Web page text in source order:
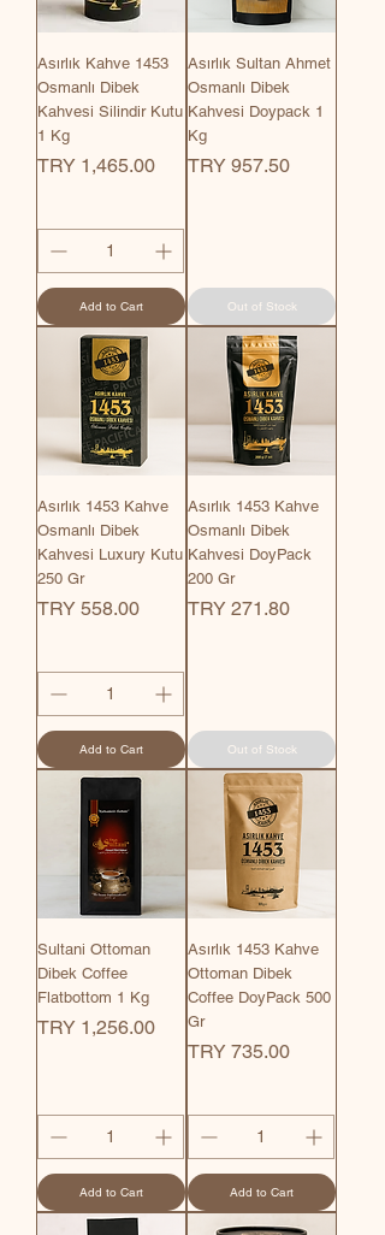
Asırlık Kahve 1453
Osmanlı Dibek
Kahvesi Silindir Kutu
1 Kg
Price
TRY 1,465.00
Add to Cart
Asırlık Sultan Ahmet
Osmanlı Dibek
Kahvesi Doypack 1
Kg
Price
TRY 957.50
Out of Stock
Asırlık 1453 Kahve
Osmanlı Dibek
Kahvesi Luxury Kutu
250 Gr
Price
TRY 558.00
Add to Cart
Asırlık 1453 Kahve
Osmanlı Dibek
Kahvesi DoyPack
200 Gr
Price
TRY 271.80
Out of Stock
Sultani Ottoman
Dibek Coffee
Flatbottom 1 Kg
Price
TRY 1,256.00
Add to Cart
Asırlık 1453 Kahve
Ottoman Dibek
Coffee DoyPack 500
Gr
Price
TRY 735.00
Add to Cart